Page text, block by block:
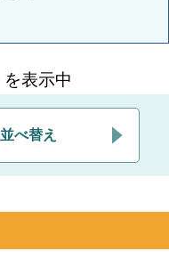
を表示中
並べ替え